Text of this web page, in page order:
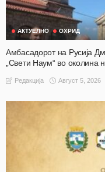
АКТУЕЛНО ОХРИД
Амбасадорот на Русија
„Свети Наум“ во околина
Редакција Август 5, 2026